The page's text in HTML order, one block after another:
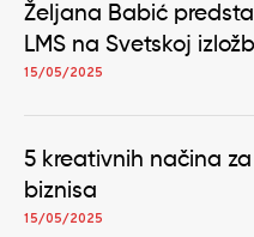
Željana Babić
LMS na Svetskoj
15/05/2025
5 kreativnih načina
biznisa
15/05/2025